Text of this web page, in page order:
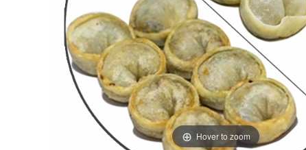
Hover to zoom